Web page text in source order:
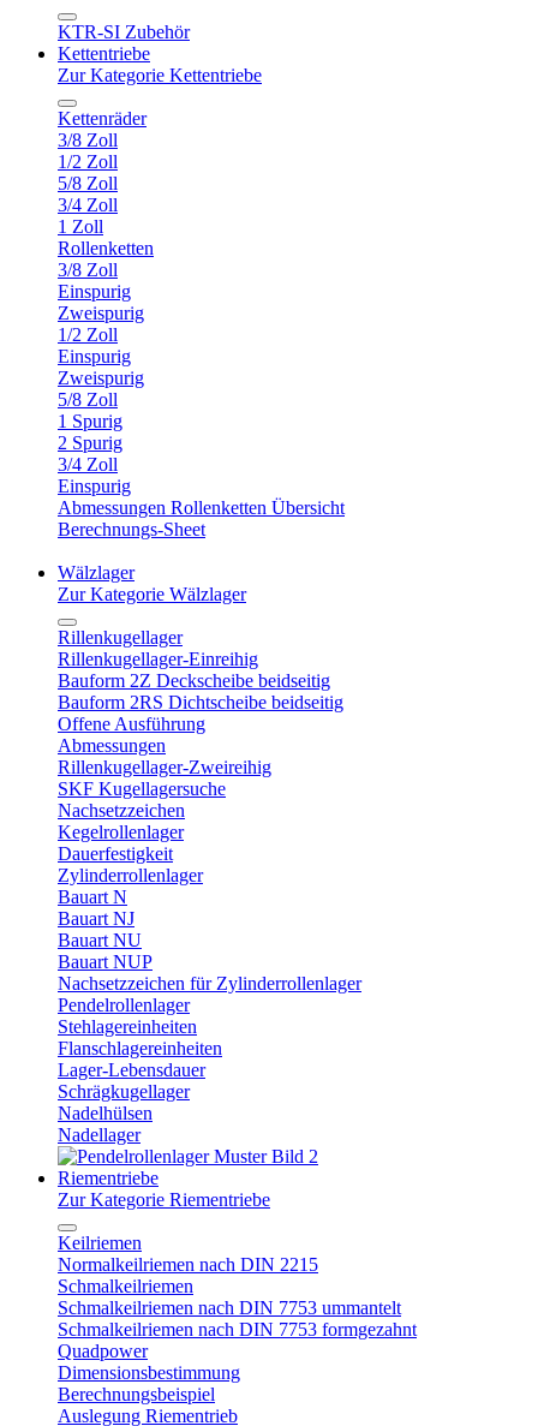
KTR-SI Zubehör
Kettentriebe
Zur Kategorie Kettentriebe
Kettenräder
3/8 Zoll
1/2 Zoll
5/8 Zoll
3/4 Zoll
1 Zoll
Rollenketten
3/8 Zoll
Einspurig
Zweispurig
1/2 Zoll
Einspurig
Zweispurig
5/8 Zoll
1 Spurig
2 Spurig
3/4 Zoll
Einspurig
Abmessungen Rollenketten Übersicht
Berechnungs-Sheet
Wälzlager
Zur Kategorie Wälzlager
Rillenkugellager
Rillenkugellager-Einreihig
Bauform 2Z Deckscheibe beidseitig
Bauform 2RS Dichtscheibe beidseitig
Offene Ausführung
Abmessungen
Rillenkugellager-Zweireihig
SKF Kugellagersuche
Nachsetzzeichen
Kegelrollenlager
Dauerfestigkeit
Zylinderrollenlager
Bauart N
Bauart NJ
Bauart NU
Bauart NUP
Nachsetzzeichen für Zylinderrollenlager
Pendelrollenlager
Stehlagereinheiten
Flanschlagereinheiten
Lager-Lebensdauer
Schrägkugellager
Nadelhülsen
Nadellager
Riementriebe
Zur Kategorie Riementriebe
Keilriemen
Normalkeilriemen nach DIN 2215
Schmalkeilriemen
Schmalkeilriemen nach DIN 7753 ummantelt
Schmalkeilriemen nach DIN 7753 formgezahnt
Quadpower
Dimensionsbestimmung
Berechnungsbeispiel
Auslegung Riementrieb